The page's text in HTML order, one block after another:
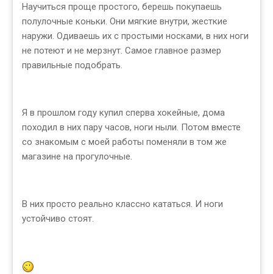
Научиться проще простого, берешь покупаешь
полулочные коньки. Они мягкие внутри, жесткие
наружи. Одиваешь их с простыми носками, в них ноги
не потеют и не мерзнут. Самое главное размер
правильные подобрать.
Я в прошлом году купил сперва хокейные, дома
походил в них пару часов, ноги ныли. Потом вместе
со знакомым с моей работы поменяли в том же
магазине на прогулочные.
В них просто реально классно кататься. И ноги
устойчиво стоят.